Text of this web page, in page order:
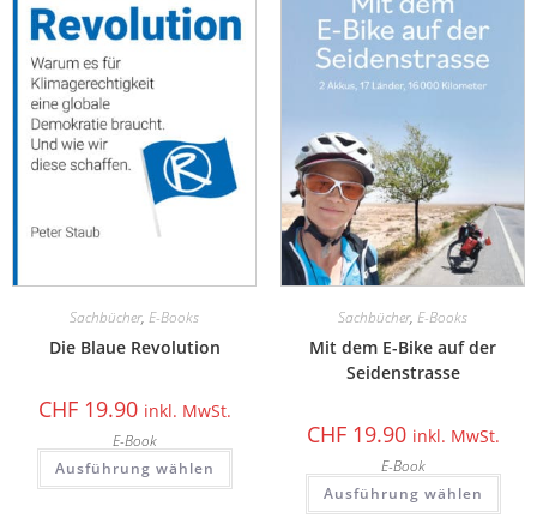
Sachbücher, E-Books
Die Blaue Revolution
CHF19.90 inkl. MwSt.
E-Book
Ausführung wählen
Sachbücher, E-Books
Mit dem E-Bike auf der
Seidenstrasse
CHF19.90 inkl. MwSt.
E-Book
Ausführung wählen